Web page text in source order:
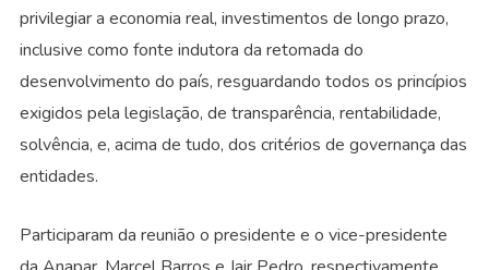
privilegiar a economia real, investimentos de longo prazo,
inclusive como fonte indutora da retomada do
desenvolvimento do país, resguardando todos os princípios
exigidos pela legislação, de transparência, rentabilidade,
solvência, e, acima de tudo, dos critérios de governança das
entidades.
Participaram da reunião o presidente e o vice-presidente